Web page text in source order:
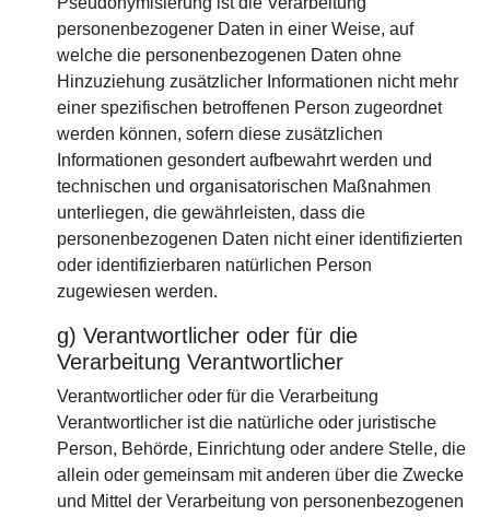
personenbezogener Daten in einer Weise, auf
welche die personenbezogenen Daten ohne
Hinzuziehung zusätzlicher Informationen nicht mehr
einer spezifischen betroffenen Person zugeordnet
werden können, sofern diese zusätzlichen
Informationen gesondert aufbewahrt werden und
technischen und organisatorischen Maßnahmen
unterliegen, die gewährleisten, dass die
personenbezogenen Daten nicht einer identifizierten
oder identifizierbaren natürlichen Person
zugewiesen werden.
g) Verantwortlicher oder für die
Verarbeitung Verantwortlicher
Verantwortlicher oder für die Verarbeitung
Verantwortlicher ist die natürliche oder juristische
Person, Behörde, Einrichtung oder andere Stelle, die
allein oder gemeinsam mit anderen über die Zwecke
und Mittel der Verarbeitung von personenbezogenen